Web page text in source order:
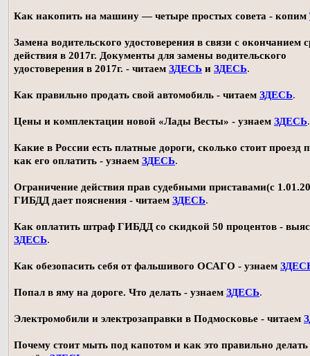
Как накопить на машину — четыре простых совета - копим
Замена водительского удостоверения в связи с окончанием
действия в 2017г. Документы для замены водительского
удостоверения в 2017г. - читаем ЗДЕСЬ и ЗДЕСЬ.
Как правильно продать свой автомобиль - читаем ЗДЕСЬ.
Цены и комплектации новой «Лады Весты» - узнаем ЗДЕСЬ.
Какие в России есть платные дороги, сколько стоит проезд
как его оплатить - узнаем ЗДЕСЬ.
Ограничение действия прав судебными приставами(с
ГИБДД дает пояснения - читаем ЗДЕСЬ.
Как оплатить штраф ГИБДД со скидкой 50 процентов -
ЗДЕСЬ.
Как обезопасить себя от фальшивого ОСАГО - узнаем
Попал в яму на дороге. Что делать - узнаем ЗДЕСЬ.
Электромобили и электрозаправки в Подмосковье - читаем
Почему стоит мыть под капотом и как это правильно делать